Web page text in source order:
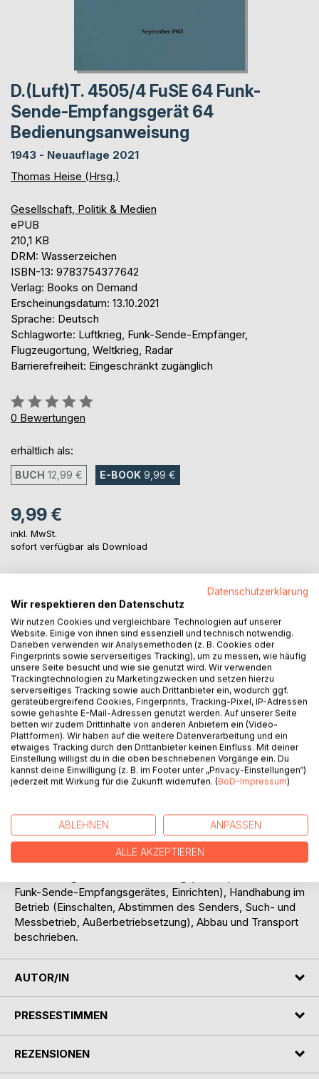
D.(Luft)T. 4505/4 FuSE 64 Funk-
Sende-Empfangsgerät 64
Bedienungsanweisung
1943 - Neuauflage 2021
Thomas Heise (Hrsg.)
Gesellschaft, Politik & Medien
ePUB
210,1 KB
DRM: Wasserzeichen
ISBN-13: 9783754377642
Verlag: Books on Demand
Erscheinungsdatum: 13.10.2021
Sprache: Deutsch
Schlagworte: Luftkrieg, Funk-Sende-Empfänger,
Flugzeugortung, Weltkrieg, Radar
Barrierefreiheit: Eingeschränkt zugänglich
Bewertung::
0%
0 Bewertungen
erhältlich als:
BUCH 12,99 € E-BOOK 9,99 €
9,99 €
inkl. MwSt.
sofort verfügbar als Download
Auf die Merkliste
Titel bewerten
BESCHREIBUNG
Empfangsgerät 64 Bedienungsanweisung" ist ein
Nachdruck der originalen militärischen Dienstvorschrift aus
In dieser Neuauflage aus dem Jahr 2021 werden
Funk-Sende-Empfangsgerätes, Einrichten), Handhabung im
Betrieb (Einschalten, Abstimmen des Senders, Such- und
Messbetrieb, Außerbetriebsetzung), Abbau und Transport
beschrieben.
AUTOR/IN
PRESSESTIMMEN
REZENSIONEN
Datenschutzerklärung
Wir respektieren den Datenschutz
Wir nutzen Cookies und vergleichbare Technologien auf unserer
Website. Einige von ihnen sind essenziell und technisch notwendig.
Daneben verwenden wir Analysemethoden (z. B. Cookies oder
Fingerprints sowie serverseitiges Tracking), um zu messen, wie häufig
unsere Seite besucht und wie sie genutzt wird. Wir verwenden
Trackingtechnologien zu Marketingzwecken und setzen hierzu
serverseitiges Tracking sowie auch Drittanbieter ein, wodurch ggf.
geräteübergreifend Cookies, Fingerprints, Tracking-Pixel, IP-Adressen
sowie gehashte E-Mail-Adressen genutzt werden. Auf unserer Seite
betten wir zudem Drittinhalte von anderen Anbietern ein (Video-
Plattformen). Wir haben auf die weitere Datenverarbeitung und ein
etwaiges Tracking durch den Drittanbieter keinen Einfluss. Mit deiner
Einstellung willigst du in die oben beschriebenen Vorgänge ein. Du
kannst deine Einwilligung (z. B. im Footer unter „Privacy-Einstellungen“)
jederzeit mit Wirkung für die Zukunft widerrufen. (BoD-Impressum)
ABLEHNEN ANPASSEN
ALLE AKZEPTIEREN